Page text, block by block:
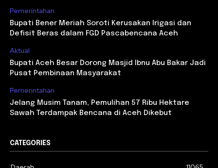
Pemerintahan
Bupati Bener Meriah Soroti Kerusakan Irigasi dan
Defisit Beras dalam FGD Pascabencana Aceh
Aktual
Bupati Aceh Besar Dorong Masjid Ibnu Abu Bakar Jadi
Pusat Pembinaan Masyarakat
Pemerintahan
Jelang Musim Tanam, Pemulihan 57 Ribu Hektare
Sawah Terdampak Bencana di Aceh Dikebut
CATEGORIES